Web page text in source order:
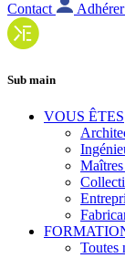
Contact Adhérer
Sub main
VOUS ÊTES
Toutes